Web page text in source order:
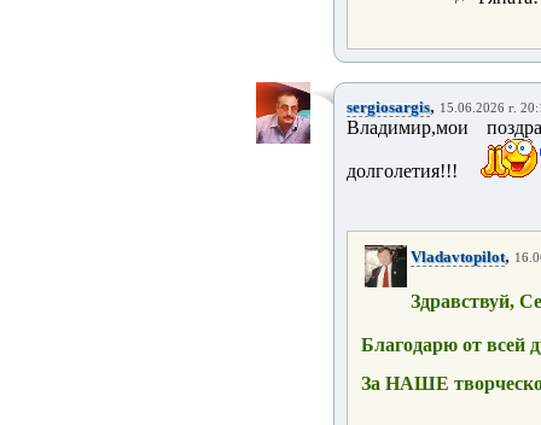
sergiosargis, 15.06.2026 г.
Владимир,мои
долголетия!!!
Vladavtopilot,
Здравствуй,
Благодарю от всей
За НАШЕ